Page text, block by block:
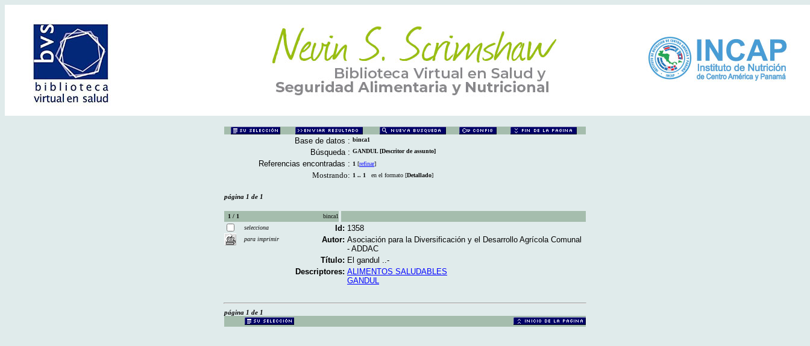
Base de datos : binca1
Búsqueda : GANDUL [Descritor de assunto]
Referencias encontradas : 1 [refinar]
Mostrando: 1 .. 1 en el formato [Detallado]
página 1 de 1
1 / 1
binca1
selecciona
para imprimir
Id: 1358
Autor: Asociación para la Diversificación y el Desarrollo Agrícola Comunal
- ADDAC
Título: El gandul ..-
Descriptores: ALIMENTOS SALUDABLES
GANDUL
página 1 de 1